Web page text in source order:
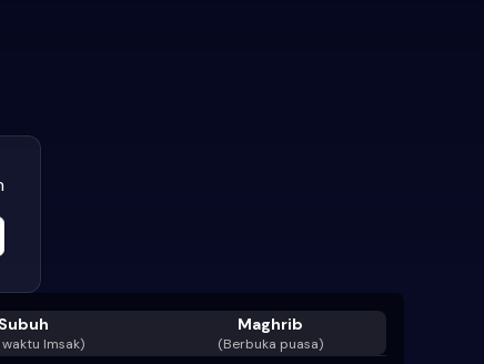
Subuh
Imsak)
Maghrib
(Berbuka puasa)